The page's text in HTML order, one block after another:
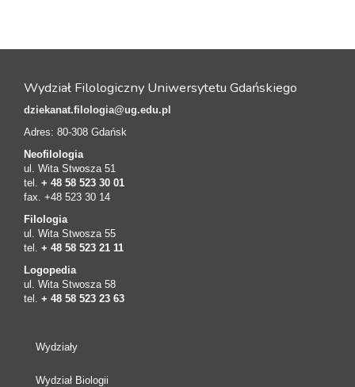
Wydział Filologiczny Uniwersytetu Gdańskiego
dziekanat.filologia@ug.edu.pl
Adres: 80-308 Gdańsk
Neofilologia
ul. Wita Stwosza 51
tel. + 48 58 523 30 01
fax. +48 523 30 14
Filologia
ul. Wita Stwosza 55
tel. + 48 58 523 21 11
Logopedia
ul. Wita Stwosza 58
tel. + 48 58 523 23 63
Wydziały
Wydział Biologii